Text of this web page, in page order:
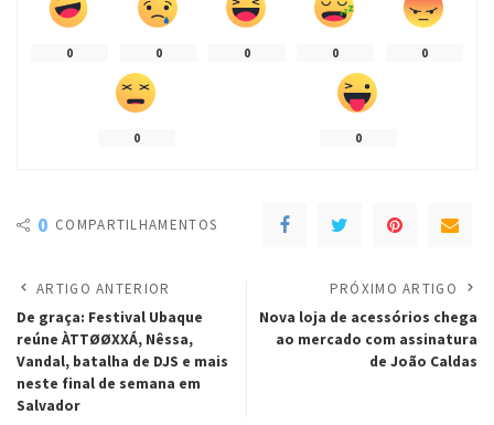
0 0 0 0 0
0 0
0 COMPARTILHAMENTOS
ARTIGO ANTERIOR
De graça: Festival Ubaque
reúne ÀTTØØXXÁ, Nêssa,
Vandal, batalha de DJS e mais
neste final de semana em
Salvador
PRÓXIMO ARTIGO
Nova loja de acessórios chega
ao mercado com assinatura
de João Caldas